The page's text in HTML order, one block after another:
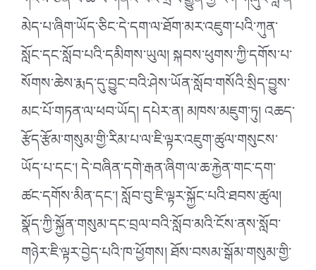
མེད་པ་ཞིག་ཡོད་ཅིང་དེ་དག་ལ་ཐོག་མར་འཇུག་པའི་ཀུན་
སློང་དང་སློབ་པའི་དམིགས་ཡུལ། སྐབས་ཕུགས་ཀྱི་དགོས་པ་
སོགས་ཆེས་རྨད་དུ་བྱུང་བའི་ཤེས་ཡོན་སློབ་གསོའི་སྲིད་བྱུས་
མང་པོ་གཏན་ལ་ཕབ་ཡོད། དཔེར་ན། མཁས་མཇུག་ཏུ། འཆད་
རྩོད་རྩོམ་གསུམ་གྱི་རིམ་པ་ལ་ཇི་ལྟར་འཇུག་ཚུལ་གསུངས་
ཡོད་པ་དང༌། དེ་བཞིན་དགེ་རྒན་ཞིག་ལ་ཆ་རྐྱེན་གང་དག་
ཚང་དགོས་མིན་དང༌། སློབ་བུ་ཇི་ལྟར་སྐྱོང་པའི་ཐབས་ཚུལ།
སྣོད་ཀྱི་སྐྱོན་གསུམ་དང་བྲལ་བའི་སློབ་མའི་ངོས་ནས་སློབ་
གཉེར་ཇི་ལྟར་བྱེད་པའི་ཁ་ཕྱོགས། ཐོས་བསམ་སྒོམ་གསུམ་གྱི་